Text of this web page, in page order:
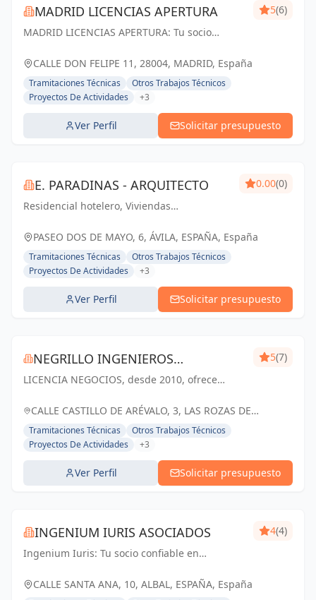
MADRID LICENCIAS APERTURA
MADRID LICENCIAS APERTURA: Tu socio
técnicos en Madrid. Cumplimos tus
5(6)
CALLE DON FELIPE 11, 28004, MADRID, España
Tramitaciones Técnicas
Otros Trabajos Técnicos
Proyectos De Actividades
+3
Ver Perfil Solicitar presupuesto
E. PARADINAS - ARQUITECTO
Residencial hotelero, Viviendas
Rehabilitación, Viviendas protegidas.
0.00(0)
PASEO DOS DE MAYO, 6, ÁVILA, ESPAÑA, España
Tramitaciones Técnicas
Otros Trabajos Técnicos
Proyectos De Actividades
+3
Ver Perfil Solicitar presupuesto
NEGRILLO INGENIEROS
CONSULTORES SL
LICENCIA NEGOCIOS, desde 2010, ofrece
Con un enfoque personalizado y eficaz,
más...
5(7)
CALLE CASTILLO DE ARÉVALO, 3, LAS ROZAS DE
MADRID, ESPAÑA, España
Tramitaciones Técnicas
Otros Trabajos Técnicos
Proyectos De Actividades
+3
Ver Perfil Solicitar presupuesto
INGENIUM IURIS ASOCIADOS
Ingenium Iuris: Tu socio confiable en
Soluciones profesionales para proyectos
4(4)
CALLE SANTA ANA, 10, ALBAL, ESPAÑA, España